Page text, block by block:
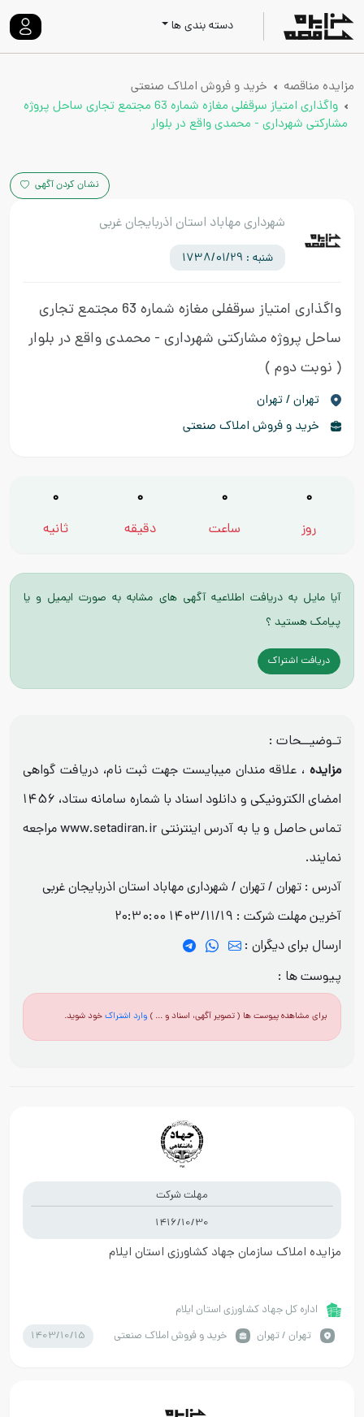
دسته بندی ها
مزایده مناقصه
خرید و فروش املاک صنعتی
واگذاری امتیاز سرقفلی مغازه شماره 63 مجتمع تجاری ساحل پروژه
مشارکتی شهرداری - محمدی واقع در بلوار
نشان کردن آگهی
شهرداری مهاباد استان اذربایجان غربی
شنبه : 1738/01/29
واگذاری امتیاز سرقفلی مغازه شماره 63 مجتمع تجاری
ساحل پروژه مشارکتی شهرداری - محمدی واقع در بلوار
( نوبت دوم )
تهران / تهران
خرید و فروش املاک صنعتی
0
روز
0
ساعت
0
دقیقه
0
ثانیه
آیا مایل به دریافت اطلاعیه آگهی های مشابه به صورت ایمیل و یا
پیامک هستید ؟
دریافت اشتراک
تـوضیــحات :
مزایده، علاقه مندان میبایست جهت ثبت نام، دریافت گواهی
امضای الکترونیکی و دانلود اسناد با شماره سامانه ستاد، 1456
تماس حاصل و یا به آدرس اینترنتی www.setadiran.ir مراجعه
نمایند.
آدرس : تهران / تهران / شهرداری مهاباد استان اذربایجان غربی
آخرین مهلت شرکت : 1403/11/19 20:30:00
ارسال برای دیگران :
پیوست ها :
برای مشاهده پیوست ها ( تصویر آگهی، اسناد و ... ) وارد اشتراکخود شوید.
مهلت شرکت
1416/10/30
مزایده املاک سازمان جهاد کشاورزی استان ایلام
اداره کل جهاد کشاورزی استان ایلام
تهران / تهران
خرید و فروش املاک صنعتی 1403/10/15